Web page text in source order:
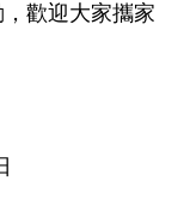
歡迎大家攜家